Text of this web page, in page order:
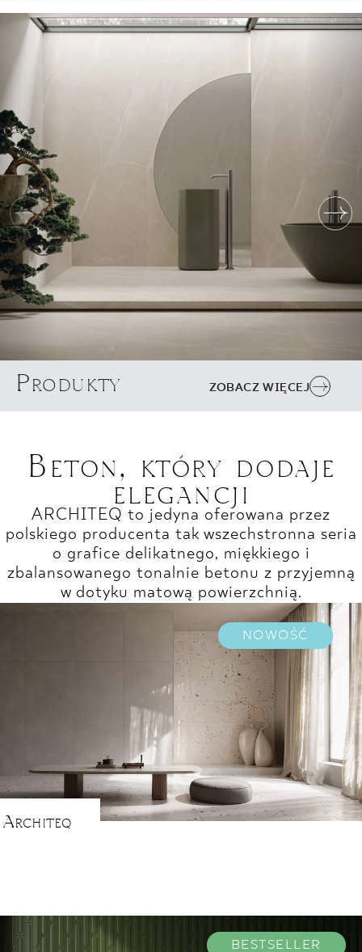
BLOG
GDZIE KUPIĆ
O NAS
KARIERA
MÓJ PROFIL
KONTAKT
MOJE ZAMÓWIENIA
Produkty ZOBACZ WIĘCEJ
Beton, który dodaje
elegancji
ARCHITEQ to jedyna oferowana przez
polskiego producenta tak wszechstronna seria
o grafice delikatnego, miękkiego i
zbalansowanego tonalnie betonu z przyjemną
w dotyku matową powierzchnią.
NOWOŚĆ
Architeq